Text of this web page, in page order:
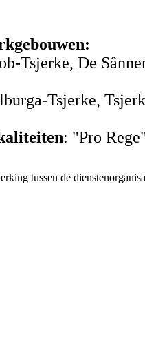
Tsjerke, De
Tsjerke,
: "Pro
tussen de